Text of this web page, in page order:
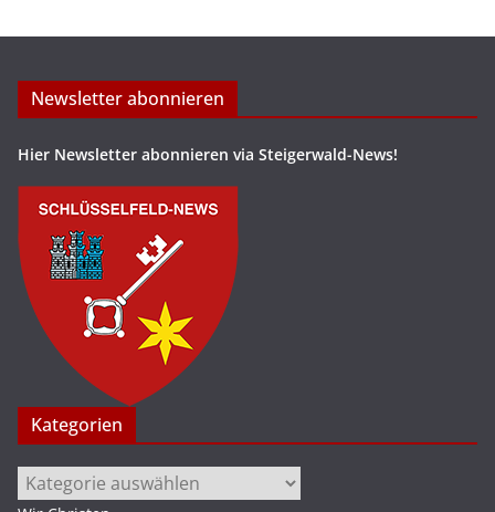
Newsletter abonnieren
Hier Newsletter abonnieren via Steigerwald-News!
Kategorien
Kategorien